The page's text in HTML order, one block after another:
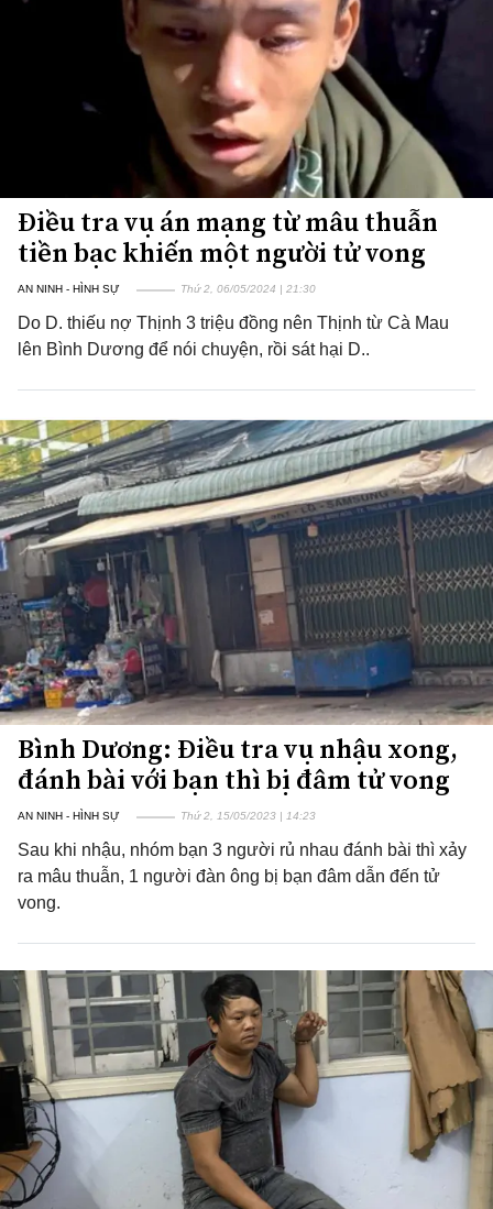
Điều tra vụ án mạng từ mâu thuẫn
tiền bạc khiến một người tử vong
AN NINH - HÌNH SỰ Thứ 2, 06/05/2024 | 21:30
Do D. thiếu nợ Thịnh 3 triệu đồng nên Thịnh từ Cà Mau
lên Bình Dương để nói chuyện, rồi sát hại D..
Bình Dương: Điều tra vụ nhậu xong,
đánh bài với bạn thì bị đâm tử vong
AN NINH - HÌNH SỰ Thứ 2, 15/05/2023 | 14:23
Sau khi nhậu, nhóm bạn 3 người rủ nhau đánh bài thì xảy
ra mâu thuẫn, 1 người đàn ông bị bạn đâm dẫn đến tử
vong.